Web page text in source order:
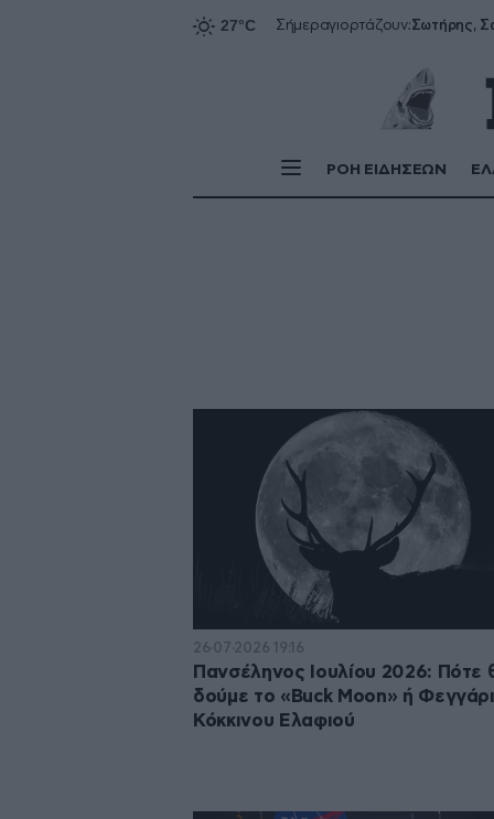
Σήμεραγιορτάζουν:
ΡΟΗ ΕΙΔΗΣΕΩΝ
26·07·2026 19:16
Πανσέληνος Ιουλίου 2026: Πότε
δούμε το «Buck Moon» ή
Κόκκινου Ελαφιού